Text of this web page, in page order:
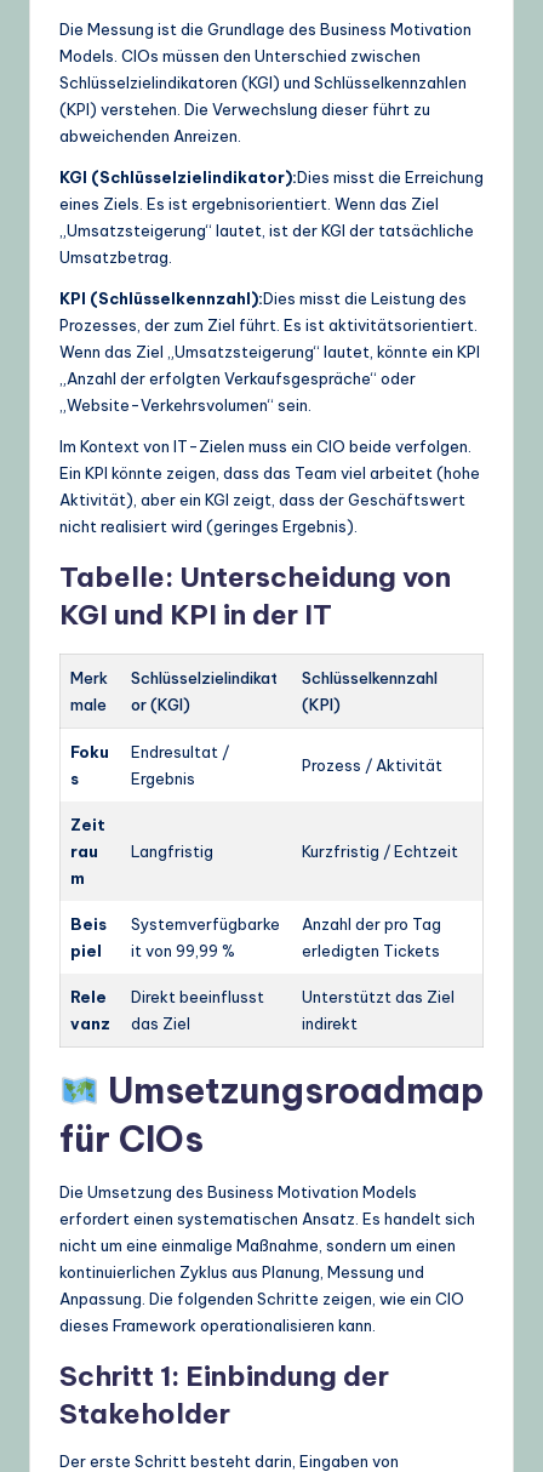
Die Messung ist die Grundlage des Business Motivation
Models. CIOs müssen den Unterschied zwischen
Schlüsselzielindikatoren (KGI) und Schlüsselkennzahlen
(KPI) verstehen. Die Verwechslung dieser führt zu
abweichenden Anreizen.
KGI (Schlüsselzielindikator):Dies misst die Erreichung
eines Ziels. Es ist ergebnisorientiert. Wenn das Ziel
„Umsatzsteigerung“ lautet, ist der KGI der tatsächliche
Umsatzbetrag.
KPI (Schlüsselkennzahl):Dies misst die Leistung des
Prozesses, der zum Ziel führt. Es ist aktivitätsorientiert.
Wenn das Ziel „Umsatzsteigerung“ lautet, könnte ein KPI
„Anzahl der erfolgten Verkaufsgespräche“ oder
„Website-Verkehrsvolumen“ sein.
Im Kontext von IT-Zielen muss ein CIO beide verfolgen.
Ein KPI könnte zeigen, dass das Team viel arbeitet (hohe
Aktivität), aber ein KGI zeigt, dass der Geschäftswert
nicht realisiert wird (geringes Ergebnis).
Tabelle: Unterscheidung von
KGI und KPI in der IT
Merk
male
Schlüsselzielindikat
or (KGI)
Schlüsselkennzahl
(KPI)
Foku
s
Endresultat /
Ergebnis
Prozess / Aktivität
Zeit
rau
m
Langfristig Kurzfristig / Echtzeit
Beis
piel
Systemverfügbarke
it von 99,99 %
Anzahl der pro Tag
erledigten Tickets
Rele
vanz
Direkt beeinflusst
das Ziel
Unterstützt das Ziel
indirekt
Umsetzungsroadmap
für CIOs
Die Umsetzung des Business Motivation Models
erfordert einen systematischen Ansatz. Es handelt sich
nicht um eine einmalige Maßnahme, sondern um einen
kontinuierlichen Zyklus aus Planung, Messung und
Anpassung. Die folgenden Schritte zeigen, wie ein CIO
dieses Framework operationalisieren kann.
Schritt 1: Einbindung der
Stakeholder
Der erste Schritt besteht darin, Eingaben von